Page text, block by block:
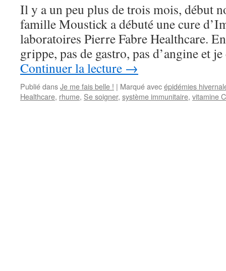
Il y a un peu plus de trois mois, début
famille Moustick a débuté une cure
laboratoires Pierre Fabre Healthcare.
grippe, pas de gastro, pas d’angine et
Continuer la lecture →
Publié dansJe me fais belle ! | Marqué avecépidémies
Healthcare, rhume, Se soigner, système immunitaire, vitamine C